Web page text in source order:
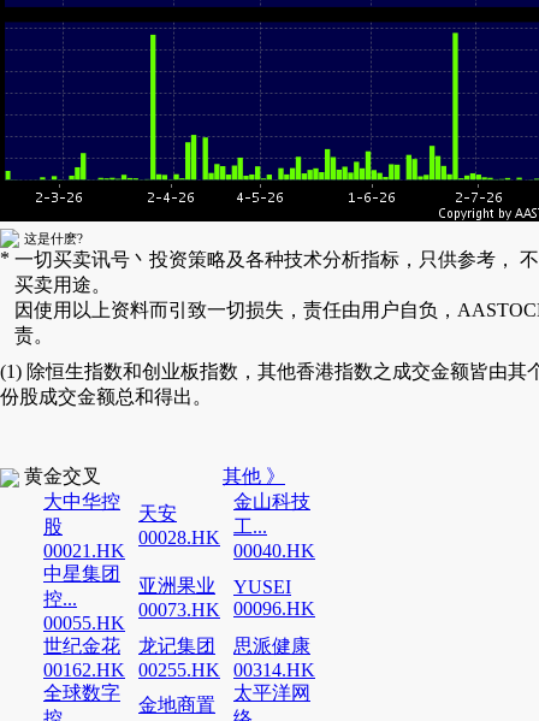
这是什麽?
* 一切买卖讯号丶投资策略及各种技术分析指标，只供参考，
买卖用途。
因使用以上资料而引致一切损失，责任由用户自负，
责。
(1) 除恒生指数和创业板指数，其他香港指数之成交金额皆由其
份股成交金额总和得出。
黄金交叉
其他 》
大中华控
股
00021.HK
天安
00028.HK
金山科技
工...
00040.HK
中星集团
控...
00055.HK
亚洲果业
00073.HK
YUSEI
00096.HK
世纪金花
00162.HK
龙记集团
00255.HK
思派健康
00314.HK
全球数字
金地商置
太平洋网